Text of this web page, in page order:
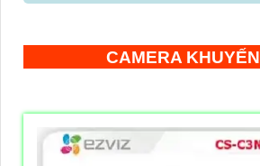
CAMERA